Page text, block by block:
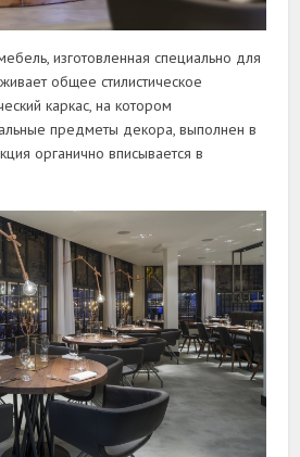
изготовленная специально для
общее стилистическое
каркас, на котором
предметы декора, выполнен в
органично вписывается в